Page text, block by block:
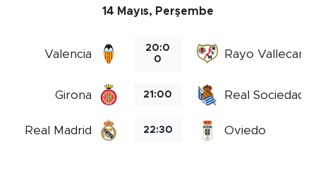
14 Mayıs, Perşembe
Valencia
20:0
0
Rayo Vallecano
Girona 21:00 Real Sociedad
Real Madrid 22:30 Oviedo